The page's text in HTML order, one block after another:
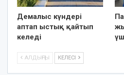
Демалыс күндері
аптап ыстық қайтып
келеді
АЛДЫҢҒЫ КЕЛЕСІ